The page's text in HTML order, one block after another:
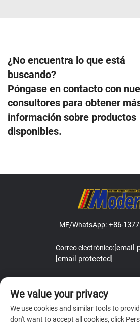
¿No encuentra lo que está
buscando?
Póngase en contacto con
consultores para obtener
información sobre productos
disponibles.
MF/WhatsApp:+86-
Correo electrónico:[email
[email protected]
We value your privacy
We use cookies and similar tools to
don't want to accept all cookies, click